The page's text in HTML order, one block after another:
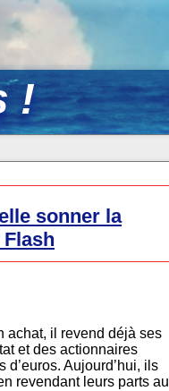
!
sonner la
achat, il revend déjà ses
et des actionnaires
Aujourd’hui, ils
revendant leurs parts au